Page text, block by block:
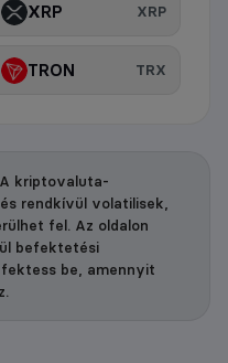
XRP XRP
TRON TRX
A kriptovaluta-
rendkívül volatilisek,
fel. Az oldalon
befektetési
be, amennyit